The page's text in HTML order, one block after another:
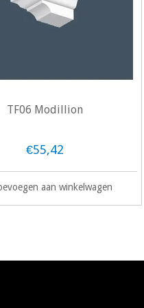
TF06 Modillion
€55,42
aan winkelwagen